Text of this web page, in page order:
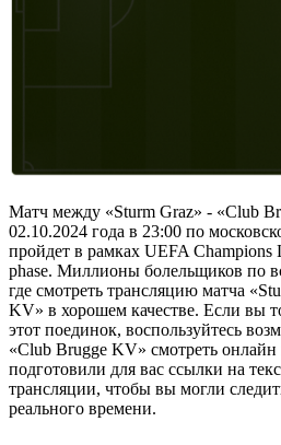
Матч между «Sturm Graz» - «Club
02.10.2024 года в 23:00 по
пройдет в рамках UEFA Champions
phase. Миллионы болельщиков по
где смотреть трансляцию матча
KV» в хорошем качестве. Если вы
этот поединок, воспользуйтесь
«Club Brugge KV» смотреть
подготовили для вас ссылки на
трансляции, чтобы вы могли
реального времени.